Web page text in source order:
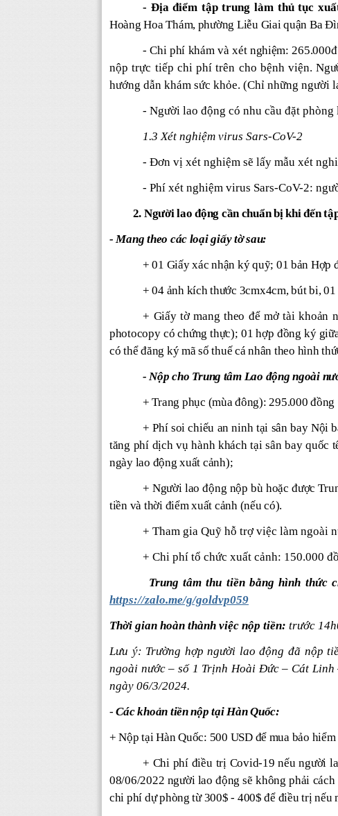
- Địa điểm tập trung làm thủ tục
Hoàng Hoa Thám, phường Liễu Giai quận Ba
- Chi phí khám và xét nghiệm:
nộp trực tiếp chi phí trên cho bệnh viện.
hướng dẫn khám sức khỏe. (Chỉ những người
- Người lao động có nhu cầu đặt
1.3 Xét nghiệm virus Sars-CoV-2
- Đơn vị xét nghiệm sẽ lấy mẫu xét
- Phí xét nghiệm virus Sars-CoV-2:
2. Người lao động cần chuẩn bị khi đến
- Mang theo các loại giấy tờ sau:
+ 01 Giấy xác nhận ký quỹ; 01 bản Hợp
+ 04 ảnh kích thước 3cmx4cm, bút bi,
+ Giấy tờ mang theo để mở tài khoản
photocopy có chứng thực); 01 hợp đồng ký
có thể đăng ký mã số thuế cá nhân theo hình
- Nộp cho Trung tâm Lao động ngoài
+ Trang phục (mùa đông): 295.000 đồng
+ Phí soi chiếu an ninh tại sân bay Nội
tăng phí dịch vụ hành khách tại sân bay quốc
ngày lao động xuất cảnh);
+ Người lao động nộp bù hoặc được
tiền và thời điểm xuất cảnh (nếu có).
+ Tham gia Quỹ hỗ trợ việc làm ngoài
+ Chi phí tổ chức xuất cảnh: 150.000
Trung tâm thu tiền bằng hình thức
https://zalo.me/g/goldvp059
Thời gian hoàn thành việc nộp tiền: trước
Lưu ý: Trường hợp người lao động đã nộp
ngoài nước – số 1 Trịnh Hoài Đức – Cát
ngày 06/3/2024.
- Các khoản tiền nộp tại Hàn Quốc:
+ Nộp tại Hàn Quốc: 500 USD để mua bảo
+ Chi phí điều trị Covid-19 nếu người
08/06/2022 người lao động sẽ không phải
chi phí dự phòng từ 300$ - 400$ để điều trị nếu